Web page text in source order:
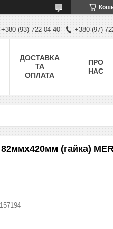
+380 (93) 722-04-40 +380 (97)
ДОСТАВКА
ТА
ОПЛАТА
ПРО
НАС
(гайка)